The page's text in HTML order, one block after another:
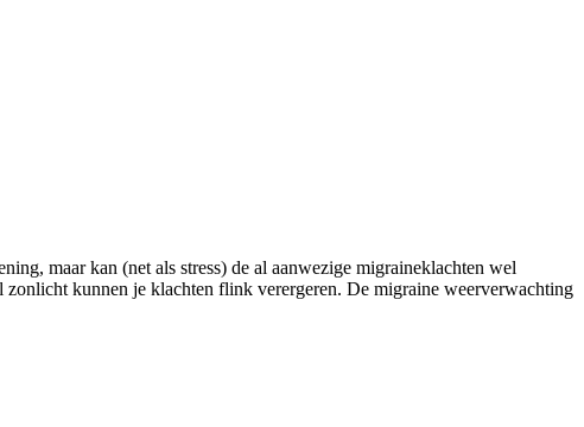
maar kan (net als stress) de al aanwezige migraineklachten wel
kunnen je klachten flink verergeren. De migraine weerverwachting